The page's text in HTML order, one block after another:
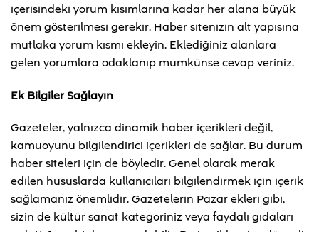
içerisindeki yorum kısımlarına kadar her alana büyük
önem gösterilmesi gerekir. Haber sitenizin alt yapısına
mutlaka yorum kısmı ekleyin. Eklediğiniz alanlara
gelen yorumlara odaklanıp mümkünse cevap veriniz.
Ek Bilgiler Sağlayın
Gazeteler, yalnızca dinamik haber içerikleri değil,
kamuoyunu bilgilendirici içerikleri de sağlar. Bu durum
haber siteleri için de böyledir. Genel olarak merak
edilen hususlarda kullanıcıları bilgilendirmek için içerik
sağlamanız önemlidir. Gazetelerin Pazar ekleri gibi,
sizin de kültür sanat kategoriniz veya faydalı gıdaları